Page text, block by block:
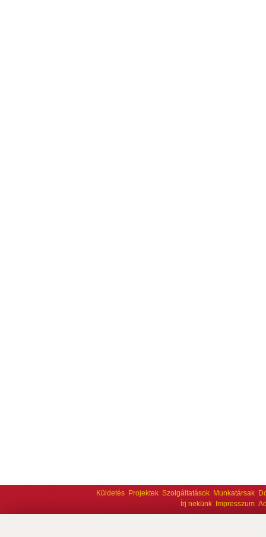
Küldetés Projektek Szolgáltatások Munkatársak
Írj nekünk
Impresszum